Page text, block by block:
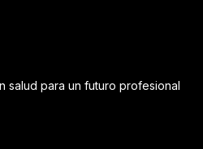
salud para un futuro profesional